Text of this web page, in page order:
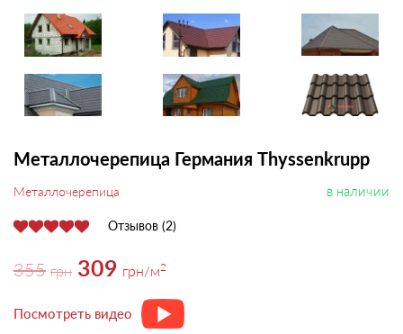
Металлочерепица Германия Thyssenkrupp
Металлочерепица в наличии
Отзывов (2)
355 грн 309 грн/м2
Посмотреть видео